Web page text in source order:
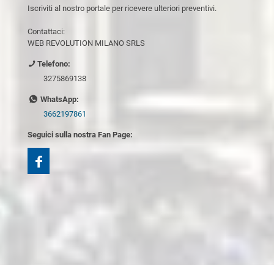
Iscriviti al nostro portale per ricevere ulteriori preventivi.
Contattaci:
WEB REVOLUTION MILANO SRLS
Telefono:
3275869138
WhatsApp:
3662197861
Seguici sulla nostra Fan Page: